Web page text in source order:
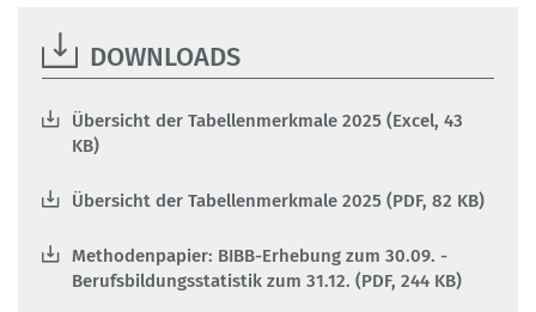
DOWNLOADS
Übersicht der Tabellenmerkmale 2025 (Excel, 43
KB)
Übersicht der Tabellenmerkmale 2025 (PDF, 82 KB)
Methodenpapier: BIBB-Erhebung zum 30.09. -
Berufsbildungsstatistik zum 31.12. (PDF, 244 KB)